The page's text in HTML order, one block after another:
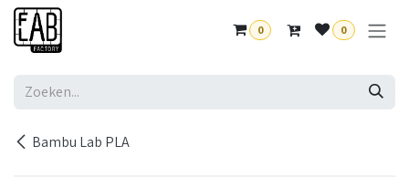
Overslaan naar inhoud
0 0
Bambu Lab PLA